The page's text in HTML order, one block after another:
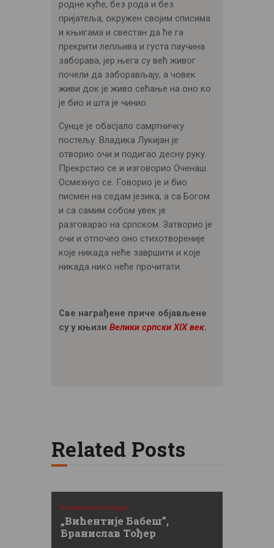
родне куће, без рода и без
пријатеља, окружен својим списима
и књигама и свестан да ће га
прекрити лепљива и густа паучина
заборава, јер њега су већ живог
почели да заборављају, а човек
живи док је живо сећање на оно ко
је био и шта је чинио.
Сунце је обасјало самртничку
постељу. Владика Лукијан је
отворио очи и подигао десну руку.
Прекрстио се и изговорио Оченаш.
Осмехнуо се. Говорио је и био
писмен на седам језика, а са Богом
и са самим собом увек је
разговарао на српском. Затворио је
очи и отпочео оно стихотвореније
које никада неће завршити и које
никада нико неће прочитати.
Све награђене приче објављене
су у књизи Велики српски XIX век.
Related Posts
Књижевни Конкурс
„Вићентије Бабеш”,
Бранислав Тођер